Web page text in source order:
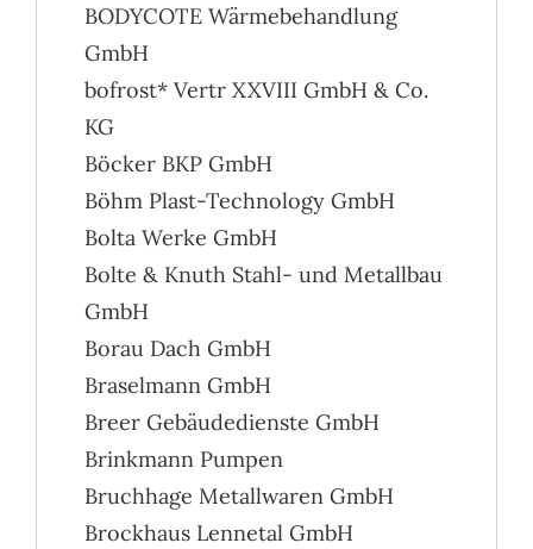
BODYCOTE Wärmebehandlung
GmbH
bofrost* Vertr XXVIII GmbH & Co.
KG
Böcker BKP GmbH
Böhm Plast-Technology GmbH
Bolta Werke GmbH
Bolte & Knuth Stahl- und Metallbau
GmbH
Borau Dach GmbH
Braselmann GmbH
Breer Gebäudedienste GmbH
Brinkmann Pumpen
Bruchhage Metallwaren GmbH
Brockhaus Lennetal GmbH